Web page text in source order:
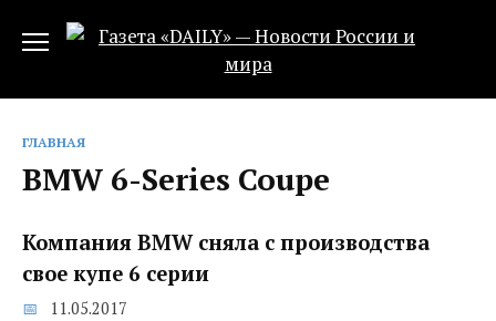
ГЛАВНАЯ
BMW 6-Series Coupe
Компания BMW сняла с производства
свое купе 6 серии
11.05.2017